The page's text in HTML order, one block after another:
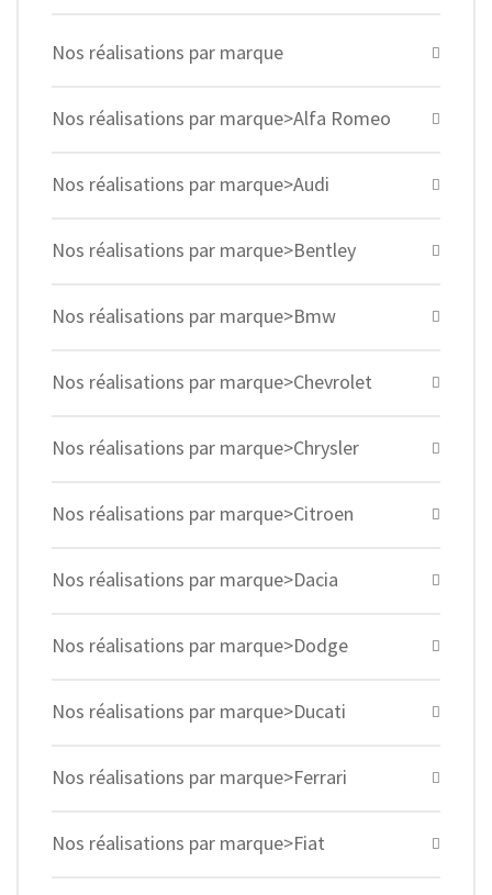
Nos réalisations par marque
Nos réalisations par marque>Alfa Romeo
Nos réalisations par marque>Audi
Nos réalisations par marque>Bentley
Nos réalisations par marque>Bmw
Nos réalisations par marque>Chevrolet
Nos réalisations par marque>Chrysler
Nos réalisations par marque>Citroen
Nos réalisations par marque>Dacia
Nos réalisations par marque>Dodge
Nos réalisations par marque>Ducati
Nos réalisations par marque>Ferrari
Nos réalisations par marque>Fiat